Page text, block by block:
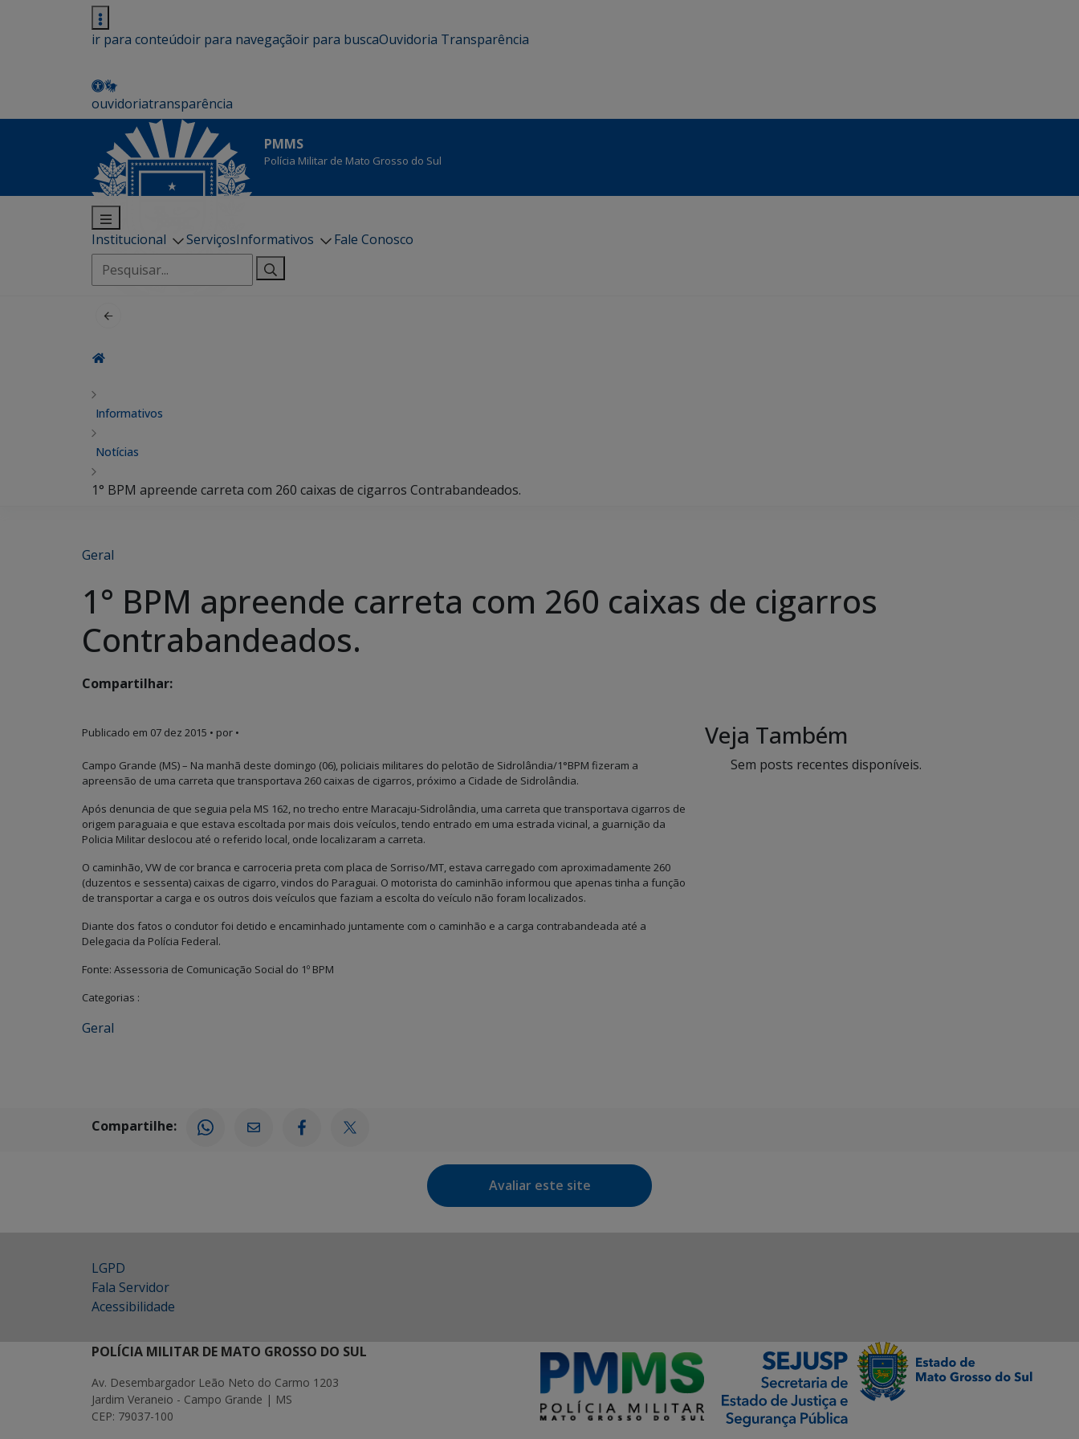
ir para conteúdoir para navegaçãoir para buscaOuvidoria Transparência
ouvidoriatransparência
PMMS
Polícia Militar de Mato Grosso do Sul
Institucional ServiçosInformativos
Fale Conosco
Pesquisar
por:
Informativos
Notícias
1° BPM apreende carreta com 260 caixas de cigarros Contrabandeados.
Geral
1° BPM apreende carreta com 260 caixas de cigarros
Contrabandeados.
Compartilhar:
Publicado em 07 dez 2015 • por •
Campo Grande (MS) – Na manhã deste domingo (06), policiais militares do pelotão de Sidrolândia/1°BPM fizeram a
apreensão de uma carreta que transportava 260 caixas de cigarros, próximo a Cidade de Sidrolândia.
Após denuncia de que seguia pela MS 162, no trecho entre Maracaju-Sidrolândia, uma carreta que transportava cigarros de
origem paraguaia e que estava escoltada por mais dois veículos, tendo entrado em uma estrada vicinal, a guarnição da
Policia Militar deslocou até o referido local, onde localizaram a carreta.
O caminhão, VW de cor branca e carroceria preta com placa de Sorriso/MT, estava carregado com aproximadamente 260
(duzentos e sessenta) caixas de cigarro, vindos do Paraguai. O motorista do caminhão informou que apenas tinha a função
de transportar a carga e os outros dois veículos que faziam a escolta do veículo não foram localizados.
Diante dos fatos o condutor foi detido e encaminhado juntamente com o caminhão e a carga contrabandeada até a
Delegacia da Polícia Federal.
Fonte: Assessoria de Comunicação Social do 1º BPM
Categorias :
Geral
Veja Também
Sem posts recentes disponíveis.
Compartilhe:
Avaliar este site
LGPD
Fala Servidor
Acessibilidade
POLÍCIA MILITAR DE MATO GROSSO DO SUL
Av. Desembargador Leão Neto do Carmo 1203
Jardim Veraneio - Campo Grande | MS
CEP: 79037-100